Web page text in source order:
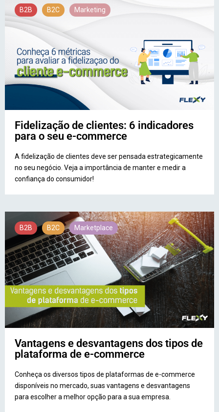
B2B B2C Marketing
Fidelização de clientes: 6 indicadores
para o seu e-commerce
A fidelização de clientes deve ser pensada estrategicamente
no seu negócio. Veja a importância de manter e medir a
confiança do consumidor!
B2B B2C Marketplace
Vantagens e desvantagens dos tipos de
plataforma de e-commerce
Conheça os diversos tipos de plataformas de e-commerce
disponíveis no mercado, suas vantagens e desvantagens
para escolher a melhor opção para a sua empresa.